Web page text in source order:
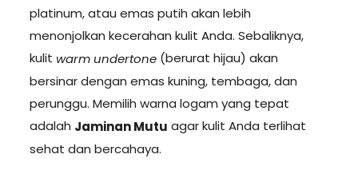
platinum, atau emas putih akan lebih
menonjolkan kecerahan kulit Anda. Sebaliknya,
kulit warm undertone(berurat hijau) akan
bersinar dengan emas kuning, tembaga, dan
perunggu. Memilih warna logam yang tepat
adalah Jaminan Mutu agar kulit Anda terlihat
sehat dan bercahaya.